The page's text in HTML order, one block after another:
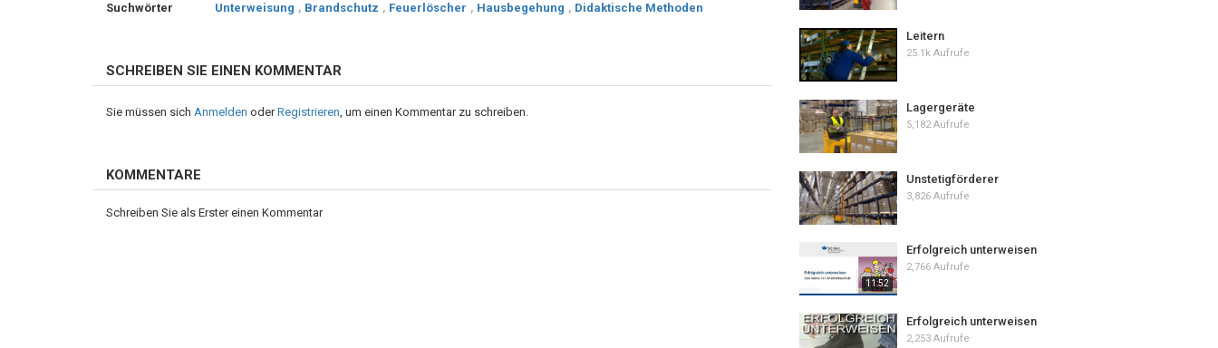
Suchwörter
Unterweisung , Brandschutz , Feuerlöscher , Hausbegehung , Didaktische Methoden
SCHREIBEN SIE EINEN KOMMENTAR
Sie müssen sich Anmelden oderRegistrieren, um einen Kommentar zu schreiben.
KOMMENTARE
Schreiben Sie als Erster einen Kommentar
Leitern
25.1k Aufrufe
Lagergeräte
5,182 Aufrufe
Unstetigförderer
3,826 Aufrufe
11:52
Erfolgreich unterweisen
2,766 Aufrufe
Erfolgreich unterweisen
2,253 Aufrufe